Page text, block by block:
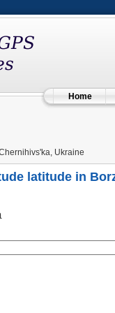
Home
Ukraine
latitude in